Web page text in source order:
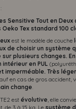
Sensitive Tout en Deux
Tex standard 100
est le modèle de couche
de choisir un système
plusieurs changes.
en PUL
imperméable. Très
en cas de gros accident,
change.
est évolutive, elle
de 3 à 15 kg. Le système